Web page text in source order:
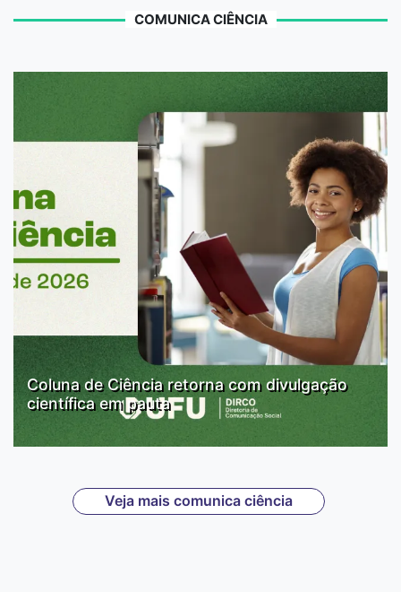
COMUNICA CIÊNCIA
Coluna de Ciência retorna com divulgação
científica em pauta
Veja mais comunica ciência